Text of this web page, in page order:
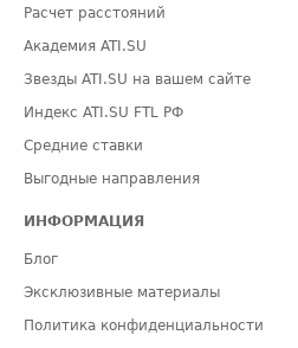
Расчет расстояний
Академия ATI.SU
Звезды ATI.SU на вашем сайте
Индекс ATI.SU FTL РФ
Средние ставки
Выгодные направления
ИНФОРМАЦИЯ
Блог
Эксклюзивные материалы
Политика конфиденциальности